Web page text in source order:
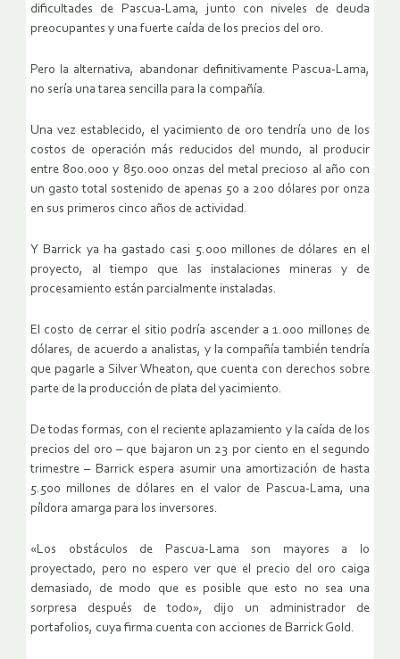
dificultades de Pascua-Lama, junto con niveles de deuda
preocupantes y una fuerte caída de los precios del oro.
Pero la alternativa, abandonar definitivamente Pascua-Lama,
no sería una tarea sencilla para la compañía.
Una vez establecido, el yacimiento de oro tendría uno de los
costos de operación más reducidos del mundo, al producir
entre 800.000 y 850.000 onzas del metal precioso al año con
un gasto total sostenido de apenas 50 a 200 dólares por onza
en sus primeros cinco años de actividad.
Y Barrick ya ha gastado casi 5.000 millones de dólares en el
proyecto, al tiempo que las instalaciones mineras y de
procesamiento están parcialmente instaladas.
El costo de cerrar el sitio podría ascender a 1.000 millones de
dólares, de acuerdo a analistas, y la compañía también tendría
que pagarle a Silver Wheaton, que cuenta con derechos sobre
parte de la producción de plata del yacimiento.
De todas formas, con el reciente aplazamiento y la caída de los
precios del oro – que bajaron un 23 por ciento en el segundo
trimestre – Barrick espera asumir una amortización de hasta
5.500 millones de dólares en el valor de Pascua-Lama, una
píldora amarga para los inversores.
«Los obstáculos de Pascua-Lama son mayores a lo
proyectado, pero no espero ver que el precio del oro caiga
demasiado, de modo que es posible que esto no sea una
sorpresa después de todo», dijo un administrador de
portafolios, cuya firma cuenta con acciones de Barrick Gold.